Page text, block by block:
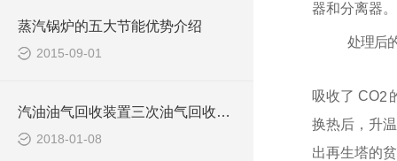
蒸汽锅炉的五大节能优势介绍
2015-09-01
汽油油气回收装置三次油气回收装置
2018-01-08
器和分离器
处理后
吸收了 CO2
换热后，升
出再生塔的